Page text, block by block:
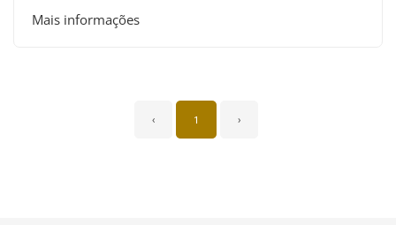
Mais informações
‹ 1 ›